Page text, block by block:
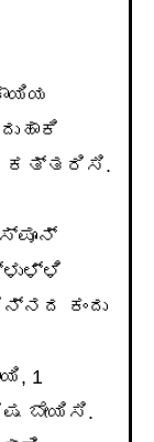
ಕತ್ತರಿಸಿ.
ಕಂದು
1
ಬೇಯಿಸಿ.